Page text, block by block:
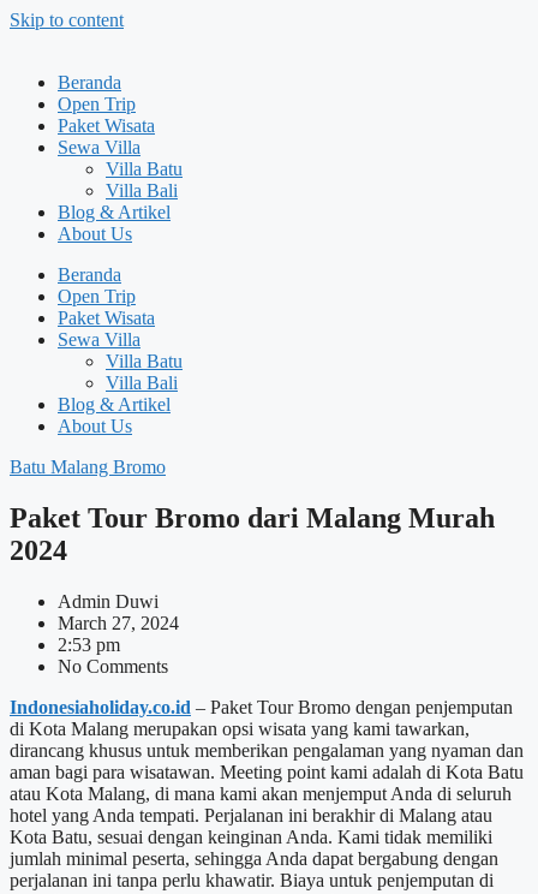
Skip to content
Beranda
Open Trip
Paket Wisata
Sewa Villa
Villa Batu
Villa Bali
Blog & Artikel
About Us
Beranda
Open Trip
Paket Wisata
Sewa Villa
Villa Batu
Villa Bali
Blog & Artikel
About Us
Batu Malang Bromo
Paket Tour Bromo dari Malang Murah
2024
Admin Duwi
March 27, 2024
2:53 pm
No Comments
Indonesiaholiday.co.id – Paket Tour Bromo dengan penjemputan
di Kota Malang merupakan opsi wisata yang kami tawarkan,
dirancang khusus untuk memberikan pengalaman yang nyaman dan
aman bagi para wisatawan. Meeting point kami adalah di Kota Batu
atau Kota Malang, di mana kami akan menjemput Anda di seluruh
hotel yang Anda tempati. Perjalanan ini berakhir di Malang atau
Kota Batu, sesuai dengan keinginan Anda. Kami tidak memiliki
jumlah minimal peserta, sehingga Anda dapat bergabung dengan
perjalanan ini tanpa perlu khawatir. Biaya untuk penjemputan di